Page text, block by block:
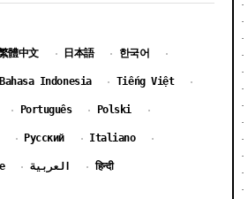
體中文 · 日本語 · 한국어 ·
Bahasa Indonesia · Tiếng Việt ·
· Português · Polski ·
· Русский · Italiano ·
· العربية · हिन्दी